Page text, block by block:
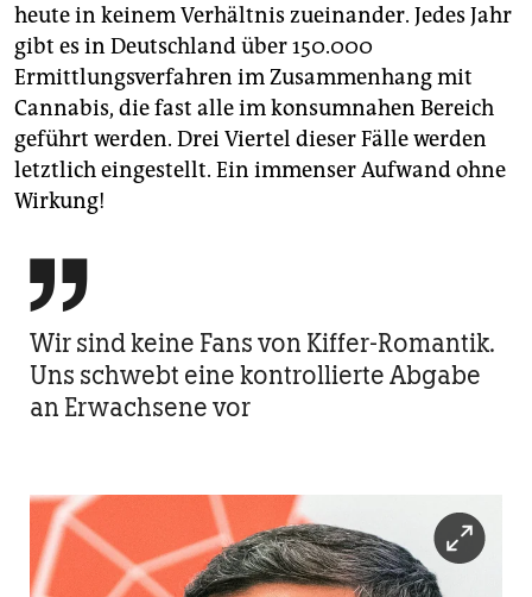
heute in keinem Verhältnis zueinander. Jedes Jahr
gibt es in Deutschland über 150.000
Ermittlungsverfahren im Zusammenhang mit
Cannabis, die fast alle im konsumnahen Bereich
geführt werden. Drei Viertel dieser Fälle werden
letztlich eingestellt. Ein immenser Aufwand ohne
Wirkung!

Wir sind keine Fans von Kiffer-Romantik.
Uns schwebt eine kontrollierte Abgabe
an Erwachsene vor